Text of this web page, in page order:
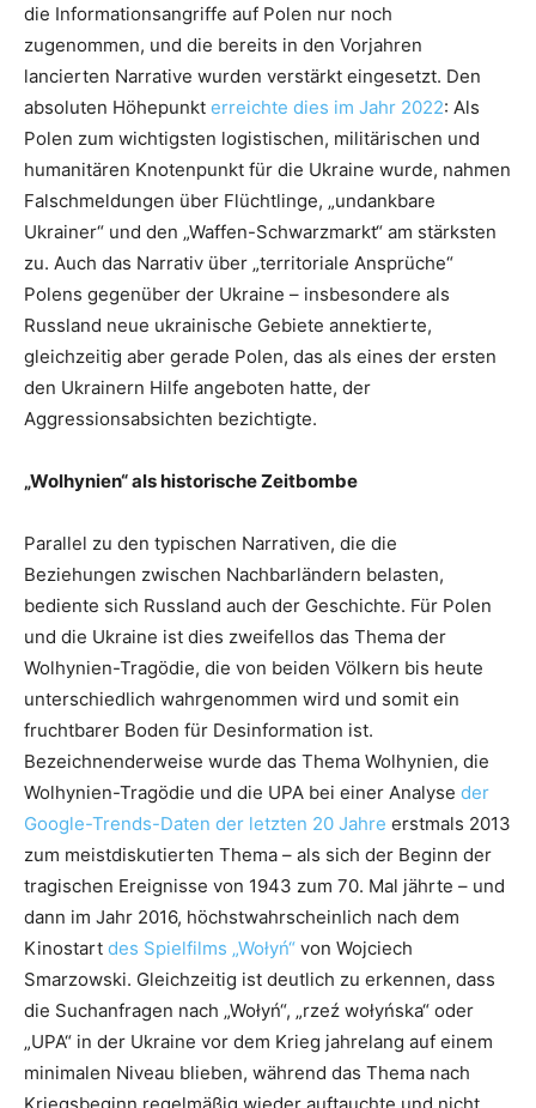
die Informationsangriffe auf Polen nur noch
zugenommen, und die bereits in den Vorjahren
lancierten Narrative wurden verstärkt eingesetzt. Den
absoluten Höhepunkt erreichte dies im Jahr 2022: Als
Polen zum wichtigsten logistischen, militärischen und
humanitären Knotenpunkt für die Ukraine wurde, nahmen
Falschmeldungen über Flüchtlinge, „undankbare
Ukrainer“ und den „Waffen-Schwarzmarkt“ am stärksten
zu. Auch das Narrativ über „territoriale Ansprüche“
Polens gegenüber der Ukraine – insbesondere als
Russland neue ukrainische Gebiete annektierte,
gleichzeitig aber gerade Polen, das als eines der ersten
den Ukrainern Hilfe angeboten hatte, der
Aggressionsabsichten bezichtigte.
„Wolhynien“ als historische Zeitbombe
Parallel zu den typischen Narrativen, die die
Beziehungen zwischen Nachbarländern belasten,
bediente sich Russland auch der Geschichte. Für Polen
und die Ukraine ist dies zweifellos das Thema der
Wolhynien-Tragödie, die von beiden Völkern bis heute
unterschiedlich wahrgenommen wird und somit ein
fruchtbarer Boden für Desinformation ist.
Bezeichnenderweise wurde das Thema Wolhynien, die
Wolhynien-Tragödie und die UPA bei einer Analyse der
Google-Trends-Daten der letzten 20 Jahre erstmals 2013
zum meistdiskutierten Thema – als sich der Beginn der
tragischen Ereignisse von 1943 zum 70. Mal jährte – und
dann im Jahr 2016, höchstwahrscheinlich nach dem
Kinostart des Spielfilms „Wołyń“ von Wojciech
Smarzowski. Gleichzeitig ist deutlich zu erkennen, dass
die Suchanfragen nach „Wołyń“, „rzeź wołyńska“ oder
„UPA“ in der Ukraine vor dem Krieg jahrelang auf einem
minimalen Niveau blieben, während das Thema nach